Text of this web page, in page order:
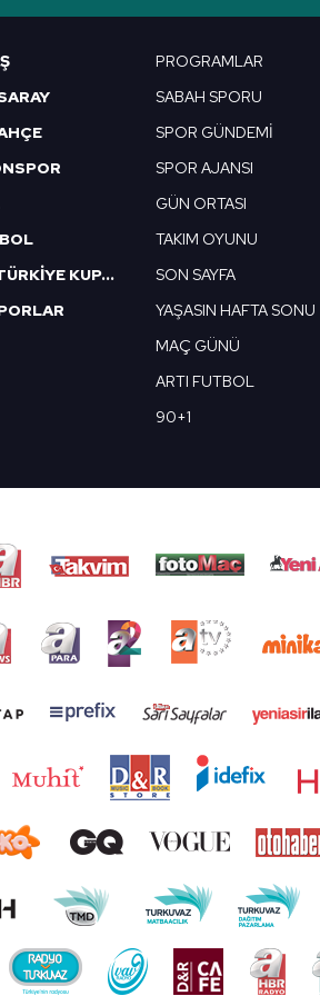
ilgili bilgi almak için lütfentıklayınız
ZİRAAT TÜRKİYE KUPASI
PROGRAMLAR
SABAH SPORU
SPOR GÜNDEMİ
SPOR AJANSI
GÜN ORTASI
TAKIM OYUNU
SON SAYFA
YAŞASIN HAFTA SONU
MAÇ GÜNÜ
ARTI FUTBOL
90+1